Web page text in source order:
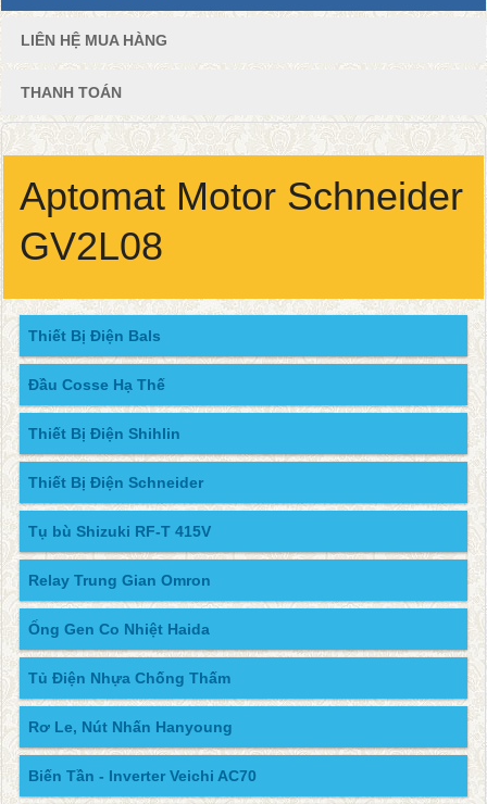
LIÊN HỆ MUA HÀNG
THANH TOÁN
Aptomat Motor Schneider
GV2L08
Thiết Bị Điện Bals
Đầu Cosse Hạ Thế
Thiết Bị Điện Shihlin
Thiết Bị Điện Schneider
Tụ bù Shizuki RF-T 415V
Relay Trung Gian Omron
Ống Gen Co Nhiệt Haida
Tủ Điện Nhựa Chống Thấm
Rơ Le, Nút Nhấn Hanyoung
Biến Tần - Inverter Veichi AC70